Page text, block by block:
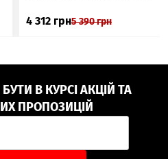
4 312 грн5 390грн
В КУРСІ АКЦІЙ ТА
ПРОПОЗИЦІЙ